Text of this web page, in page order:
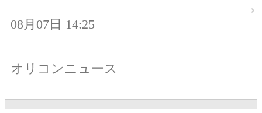
08月07日 14:25
オリコンニュース